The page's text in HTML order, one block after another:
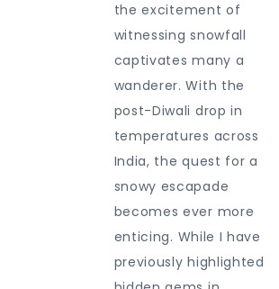
the excitement of
witnessing snowfall
captivates many a
wanderer. With the
post-Diwali drop in
temperatures across
India, the quest for a
snowy escapade
becomes ever more
enticing. While I have
previously highlighted